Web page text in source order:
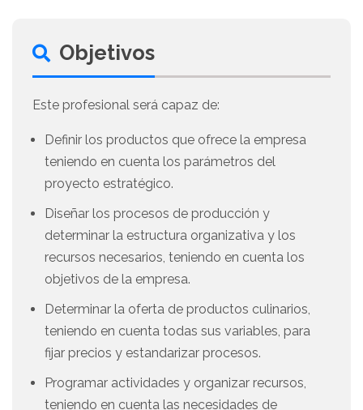
Objetivos
Este profesional será capaz de:
Definir los productos que ofrece la empresa
teniendo en cuenta los parámetros del
proyecto estratégico.
Diseñar los procesos de producción y
determinar la estructura organizativa y los
recursos necesarios, teniendo en cuenta los
objetivos de la empresa.
Determinar la oferta de productos culinarios,
teniendo en cuenta todas sus variables, para
fijar precios y estandarizar procesos.
Programar actividades y organizar recursos,
teniendo en cuenta las necesidades de